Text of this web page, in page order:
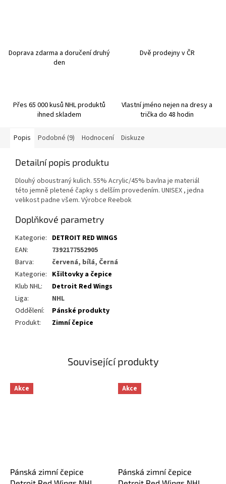
Doprava zdarma a doručení druhý
den
Dvě prodejny v ČR
Přes 65 000 kusů NHL produktů
ihned skladem
Vlastní jméno nejen na dresy a
trička do 48 hodin
Související produkty
Akce
Pánská zimní čepice
Akce
Pánská zimní čepice
Popis Podobné (9) Hodnocení Diskuze
Detailní popis produktu
Dlouhý oboustraný kulich. 55% Acrylic/45% bavlna je materiál
této jemně pletené čapky s delším provedením. UNISEX , jedna
velikost padne všem. Výrobce Reebok
Doplňkové parametry
Kategorie: DETROIT RED WINGS
EAN:
7392177552905
Barva:
červená, bílá, Černá
Kategorie: Kšiltovky a čepice
Klub NHL:
Detroit Red Wings
Liga:
NHL
Oddělení:
Pánské produkty
Produkt: Zimní čepice